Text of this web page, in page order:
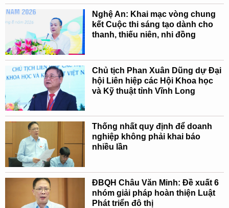
Nghệ An: Khai mạc vòng chung
kết Cuộc thi sáng tạo dành cho
thanh, thiếu niên, nhi đồng
Chủ tịch Phan Xuân Dũng dự Đại
hội Liên hiệp các Hội Khoa học
và Kỹ thuật tỉnh Vĩnh Long
Thống nhất quy định để doanh
nghiệp không phải khai báo
nhiều lần
ĐBQH Châu Văn Minh: Đề xuất 6
nhóm giải pháp hoàn thiện Luật
Phát triển đô thị